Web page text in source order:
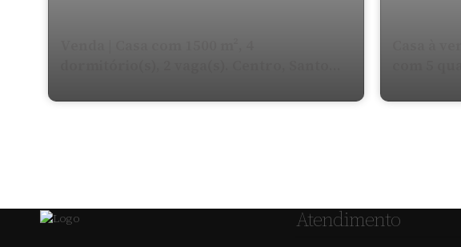
Atendimento